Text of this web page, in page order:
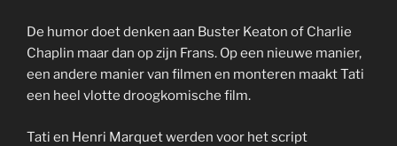
De humor doet denken aan Buster Keaton of Charlie
Chaplin maar dan op zijn Frans. Op een nieuwe manier,
een andere manier van filmen en monteren maakt Tati
een heel vlotte droogkomische film.
Tati en Henri Marquet werden voor het script